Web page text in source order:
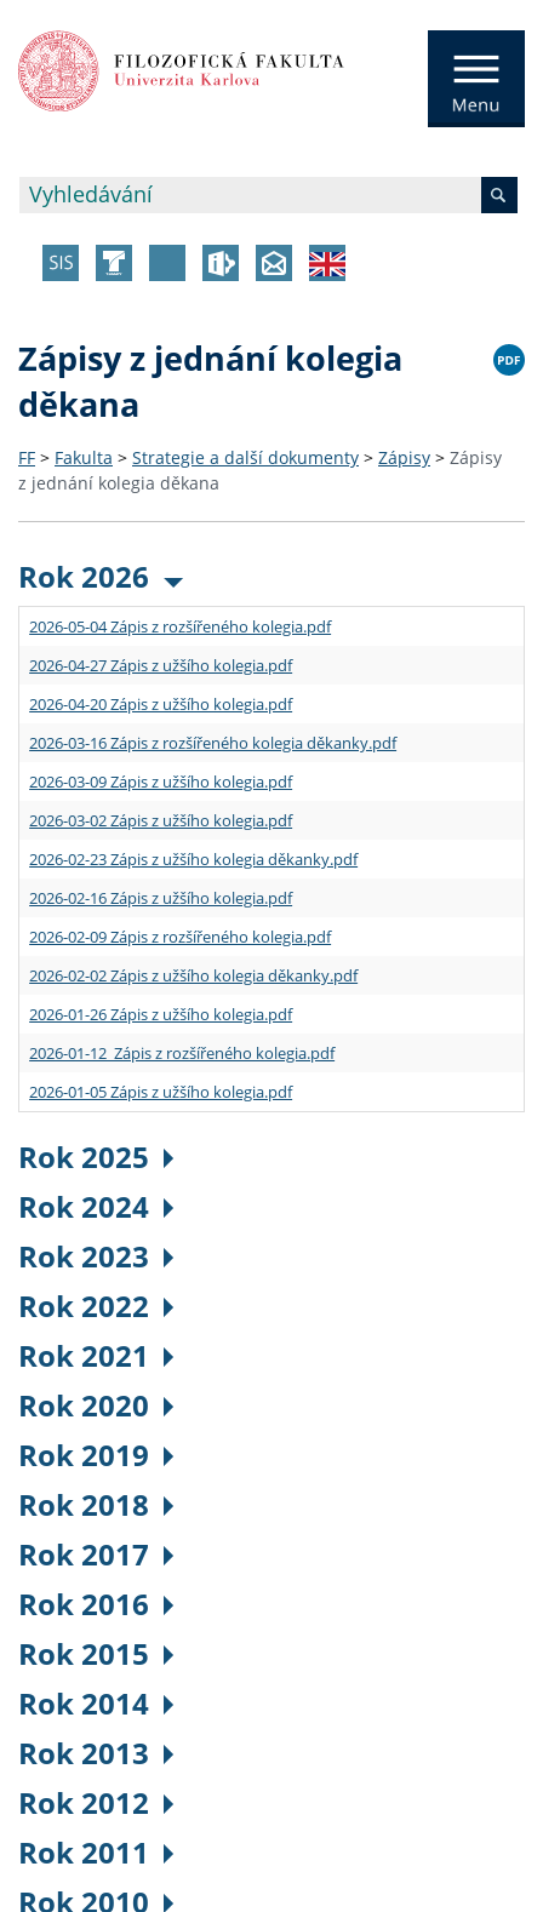
Zápisy z jednání kolegia
děkana
FF > Fakulta > Strategie a další dokumenty > Zápisy > Zápisy
z jednání kolegia děkana
Rok 2026
2026-05-04 Zápis z rozšířeného kolegia.pdf
2026-04-27 Zápis z užšího kolegia.pdf
2026-04-20 Zápis z užšího kolegia.pdf
2026-03-16 Zápis z rozšířeného kolegia děkanky.pdf
2026-03-09 Zápis z užšího kolegia.pdf
2026-03-02 Zápis z užšího kolegia.pdf
2026-02-23 Zápis z užšího kolegia děkanky.pdf
2026-02-16 Zápis z užšího kolegia.pdf
2026-02-09 Zápis z rozšířeného kolegia.pdf
2026-02-02 Zápis z užšího kolegia děkanky.pdf
2026-01-26 Zápis z užšího kolegia.pdf
2026-01-12 Zápis z rozšířeného kolegia.pdf
2026-01-05 Zápis z užšího kolegia.pdf
Rok 2025
Rok 2024
Rok 2023
Rok 2022
Rok 2021
Rok 2020
Rok 2019
Rok 2018
Rok 2017
Rok 2016
Rok 2015
Rok 2014
Rok 2013
Rok 2012
Rok 2011
Rok 2010